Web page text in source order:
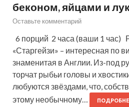
беконом, яйцами и
Оставьте комментарий
6 порций 2 часа (ваши 1 час)
«Старгейзи» – интересная по
знаменитая в Англии. Из-под
торчат рыбьи головы и
любуются звёздами, что,
этому необычному…